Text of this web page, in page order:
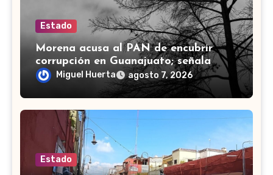
Estado
Morena acusa al PAN de encubrir
corrupción en Guanajuato; señala
desfalco de 107 mdp en Apaseo el
Alto
Miguel Huerta agosto 7, 2026
Estado